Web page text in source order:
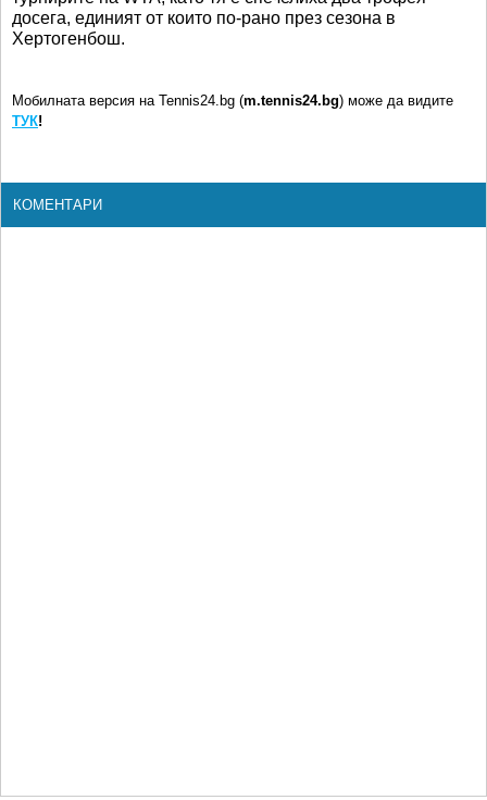
досега, единият от които по-рано през сезона в
Хертогенбош.
Мобилната версия на Tennis24.bg (m.tennis24.bg) може да видите
ТУК!
КОМЕНТАРИ